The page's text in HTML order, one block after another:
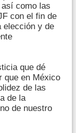
como las
con el fin de
elección y de
que dé
que en México
de las
de la
de nuestro